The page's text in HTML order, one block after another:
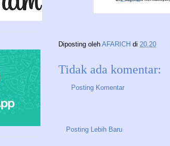
Diposting oleh AFARICH di 20.20
Tidak ada komentar:
Posting Komentar
Posting Lebih Baru